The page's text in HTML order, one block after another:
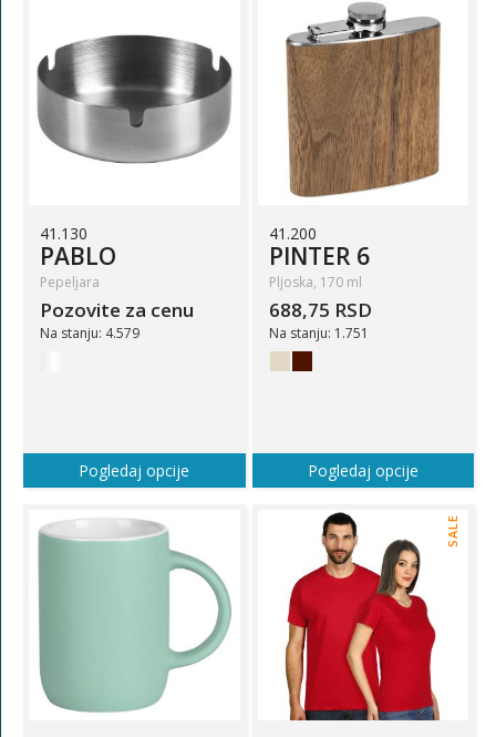
41.130
PABLO
Pepeljara
Pozovite za cenu
Na stanju: 4.579
Pogledaj opcije
41.200
PINTER 6
Pljoska, 170 ml
688,75 RSD
Na stanju: 1.751
Pogledaj opcije
SALE